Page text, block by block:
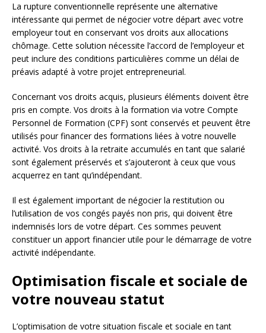
La rupture conventionnelle représente une alternative
intéressante qui permet de négocier votre départ avec votre
employeur tout en conservant vos droits aux allocations
chômage. Cette solution nécessite l’accord de l’employeur et
peut inclure des conditions particulières comme un délai de
préavis adapté à votre projet entrepreneurial.
Concernant vos droits acquis, plusieurs éléments doivent être
pris en compte. Vos droits à la formation via votre Compte
Personnel de Formation (CPF) sont conservés et peuvent être
utilisés pour financer des formations liées à votre nouvelle
activité. Vos droits à la retraite accumulés en tant que salarié
sont également préservés et s’ajouteront à ceux que vous
acquerrez en tant qu’indépendant.
Il est également important de négocier la restitution ou
l’utilisation de vos congés payés non pris, qui doivent être
indemnisés lors de votre départ. Ces sommes peuvent
constituer un apport financier utile pour le démarrage de votre
activité indépendante.
Optimisation fiscale et sociale de
votre nouveau statut
L’optimisation de votre situation fiscale et sociale en tant